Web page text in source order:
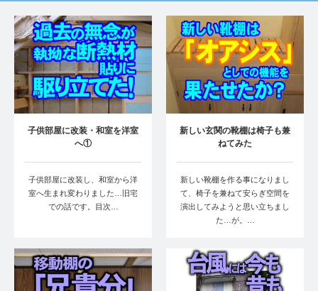
子供部屋に改装・和室を洋室
へ①
子供部屋に改装し、和室から洋
室へ生まれ変わりました…旧宅
での話です。目次…
新しい玄関の靴棚は椅子も兼
ねてみた
新しい靴棚を作る事になりまし
て、椅子を兼ねて安らぎ空間を
演出してみようと思い立ちまし
た…が。…